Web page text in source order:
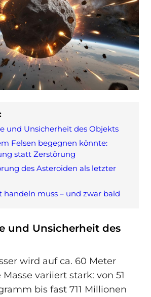
und Unsicherheit des Objekts
Felsen begegnen könnte:
statt Zerstörung
des Asteroiden als letzter
handeln muss – und zwar bald
und Unsicherheit des
wird auf ca. 60 Meter
variiert stark: von 51
bis fast 711 Millionen